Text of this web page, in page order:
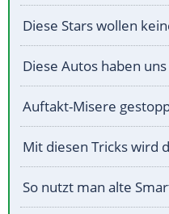
Diese Stars wollen
Diese Autos haben
Auftakt-Misere
Mit diesen Tricks wird
So nutzt man alte